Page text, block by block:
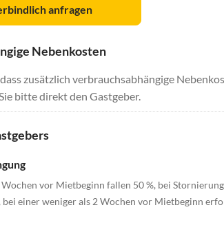
anfragen
Nebenkosten
zusätzlich verbrauchsabhängige
bitte direkt den Gastgeber.
vor Mietbeginn fallen 50 %, bei
einer weniger als 2 Wochen vor Mietbeginn